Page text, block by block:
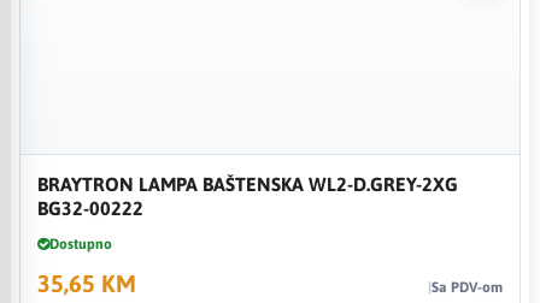
BRAYTRON LAMPA BAŠTENSKA WL2-D.GREY-2XG
BG32-00222
Dostupno
35,65 KM Sa PDV-om